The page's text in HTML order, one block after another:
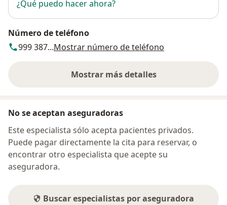
¿Qué puedo hacer ahora?
Número de teléfono
999 387...Mostrar número de teléfono
Mostrar más detalles
sobre la dirección
No se aceptan aseguradoras
Este especialista sólo acepta pacientes privados.
Puede pagar directamente la cita para reservar, o
encontrar otro especialista que acepte su
aseguradora.
Buscar especialistas por aseguradora